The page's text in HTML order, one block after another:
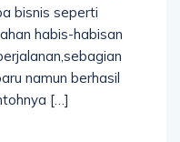
bisnis seperti
habis-habisan
namun berhasil
[…]